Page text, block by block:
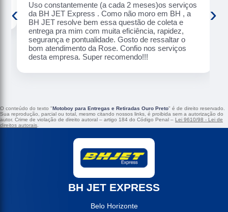
Uso constantemente (a cada 2 meses)os serviços
da BH JET Express . Como não moro em BH , a
BH JET resolve bem essa questão de coleta e
entrega pra mim com muita eficiência, rapidez,
segurança e pontualidade. Gosto de ressaltar o
bom atendimento da Rose. Confio nos serviços
desta empresa. Super recomendo!!!
‹ ›
O conteúdo do texto "Motoboy para Entregas e Retiradas Ouro Preto" é de direito reservado.
Sua reprodução, parcial ou total, mesmo citando nossos links, é proibida sem a autorização do
autor. Crime de violação de direito autoral – artigo 184 do Código Penal – Lei 9610/98 - Lei de
direitos autorais
BH JET EXPRESS
Belo Horizonte